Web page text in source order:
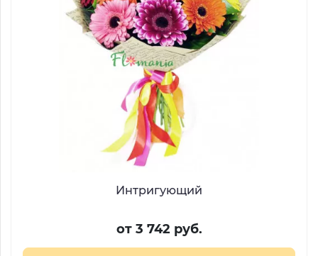
Интригующий
от 3 742 руб.